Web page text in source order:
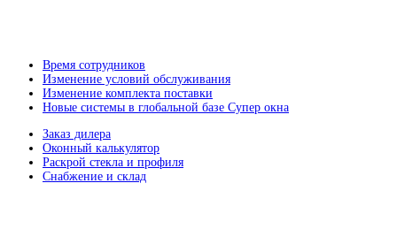
Время сотрудников
Изменение условий обслуживания
Изменение комплекта поставки
Новые системы в глобальной базе Супер окна
Заказ дилера
Оконный калькулятор
Раскрой стекла и профиля
Снабжение и склад